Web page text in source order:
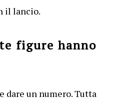
il lancio.
figure hanno
dare un numero. Tutta